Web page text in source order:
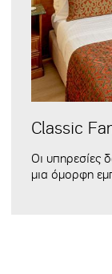
Classic
Οι υπηρεσίες
μια όμορφη